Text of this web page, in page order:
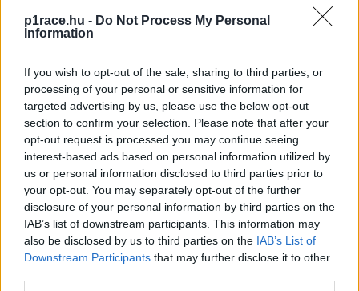
p1race.hu - Do Not Process My Personal
Information
If you wish to opt-out of the sale, sharing to third parties, or
processing of your personal or sensitive information for
targeted advertising by us, please use the below opt-out
section to confirm your selection. Please note that after your
opt-out request is processed you may continue seeing
interest-based ads based on personal information utilized by
us or personal information disclosed to third parties prior to
your opt-out. You may separately opt-out of the further
disclosure of your personal information by third parties on the
IAB’s list of downstream participants. This information may
also be disclosed by us to third parties on the IAB’s List of
Downstream Participants that may further disclose it to other
- Hirdetés -
szerezte meg a száraz pályán pénteken Sepangban, mivel
egyike volt azoknak a versenyzőknek, akik a lágy hátsó
gumival mentek ki. Az esőben azonban a spanyol is jól
boldogult.
- Hirdetés -
Senki sem számított esőre péntek délután a Malajziában,
így sokan nem mentek ki a lágy gumikkal az FP1 végén,
hogy gyors kört fussanak. A MotoGP második